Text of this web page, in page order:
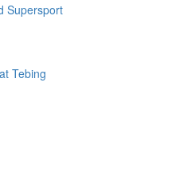
Supersport
Tebing